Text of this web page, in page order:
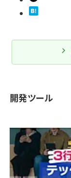
開発ツール